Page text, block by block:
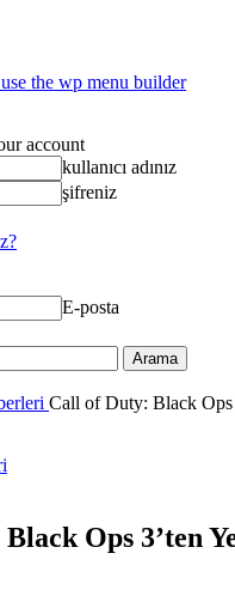
the wp menu builder
account
kullanıcı adınız
şifreniz
E-posta
Call of Duty: Black Ops
Ops 3’ten